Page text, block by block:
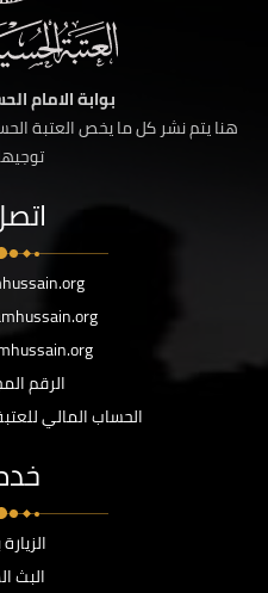
بوابة الامام
هنا يتم نشر كل ما يخص العتبة
الرقم
الحساب المالي
البث